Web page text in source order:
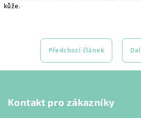
kůže.
Předchozí článek
Kontakt pro zákazníky